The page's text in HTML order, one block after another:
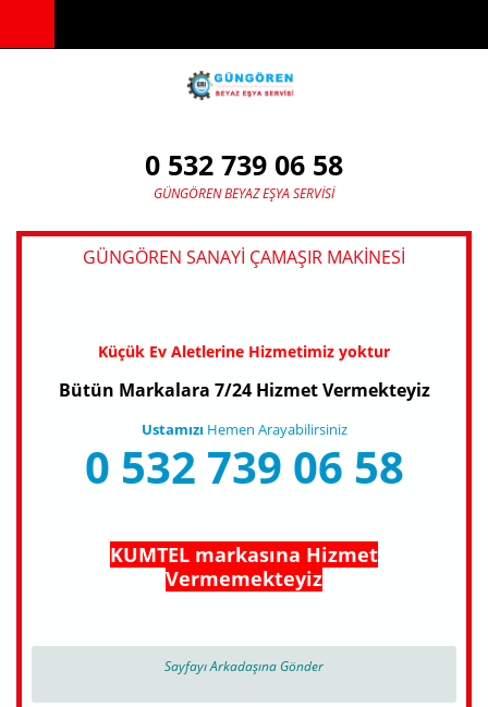
0 532 739 06 58
GÜNGÖREN BEYAZ EŞYA SERVISI
GÜNGÖREN SANAYI ÇAMAŞIR MAKINESI
Küçük Ev Aletlerine Hizmetimiz yoktur
Bütün Markalara 7/24 Hizmet Vermekteyiz
Ustamızı Hemen Arayabilirsiniz
0 532 739 06 58
KUMTEL markasına Hizmet
Vermemekteyiz
Sayfayı Arkadaşına Gönder